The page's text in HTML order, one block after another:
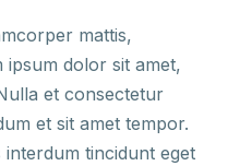
mattis,
ipsum dolor sit amet,
et consectetur
et sit amet tempor.
tincidunt eget